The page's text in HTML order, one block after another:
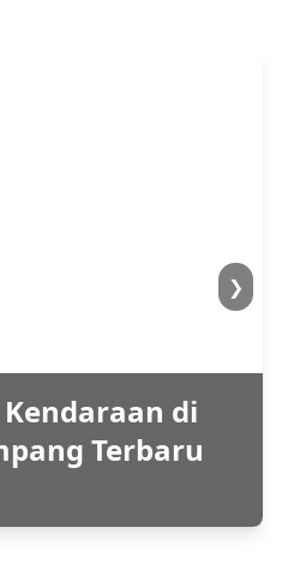
di
Terbaru
❯